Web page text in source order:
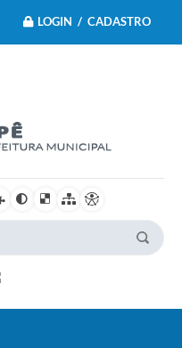
LOGIN / CADASTRO